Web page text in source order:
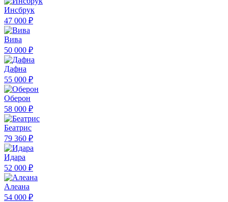
Инсбрук
47 000 ₽
Вива
50 000 ₽
Дафна
55 000 ₽
Оберон
58 000 ₽
Беатрис
79 360 ₽
Идара
52 000 ₽
Алеана
54 000 ₽